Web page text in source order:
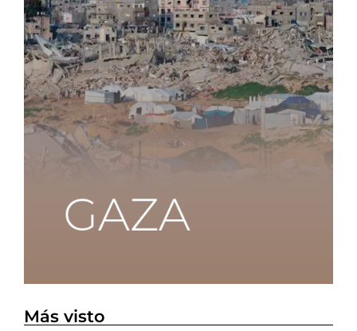
Más visto